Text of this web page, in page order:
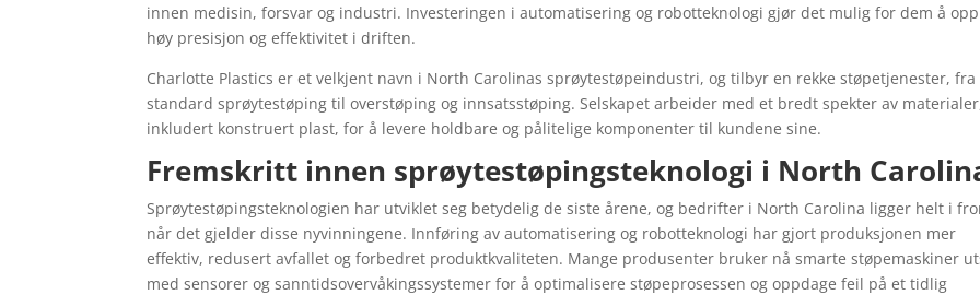
innen medisin, forsvar og industri. Investeringen i automatisering og robotteknologi gjør det mulig for dem å
høy presisjon og effektivitet i driften.
Charlotte Plastics er et velkjent navn i North Carolinas sprøytestøpeindustri, og tilbyr en rekke støpetjenester, fra
standard sprøytestøping til overstøping og innsatsstøping. Selskapet arbeider med et bredt spekter av
inkludert konstruert plast, for å levere holdbare og pålitelige komponenter til kundene sine.
Fremskritt innen sprøytestøpingsteknologi i North
Sprøytestøpingsteknologien har utviklet seg betydelig de siste årene, og bedrifter i North Carolina ligger helt i
når det gjelder disse nyvinningene. Innføring av automatisering og robotteknologi har gjort produksjonen mer
effektiv, redusert avfallet og forbedret produktkvaliteten. Mange produsenter bruker nå smarte støpemaskiner
med sensorer og sanntidsovervåkingssystemer for å optimalisere støpeprosessen og oppdage feil på et tidlig